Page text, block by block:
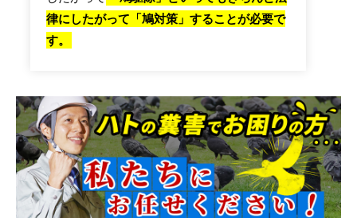
律にしたがって「鳩対策」することが必要で
す。